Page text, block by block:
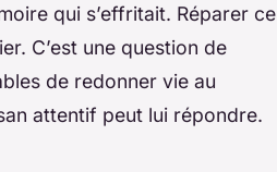
qui s’effritait. Réparer ce
C’est une question de
de redonner vie au
attentif peut lui répondre.